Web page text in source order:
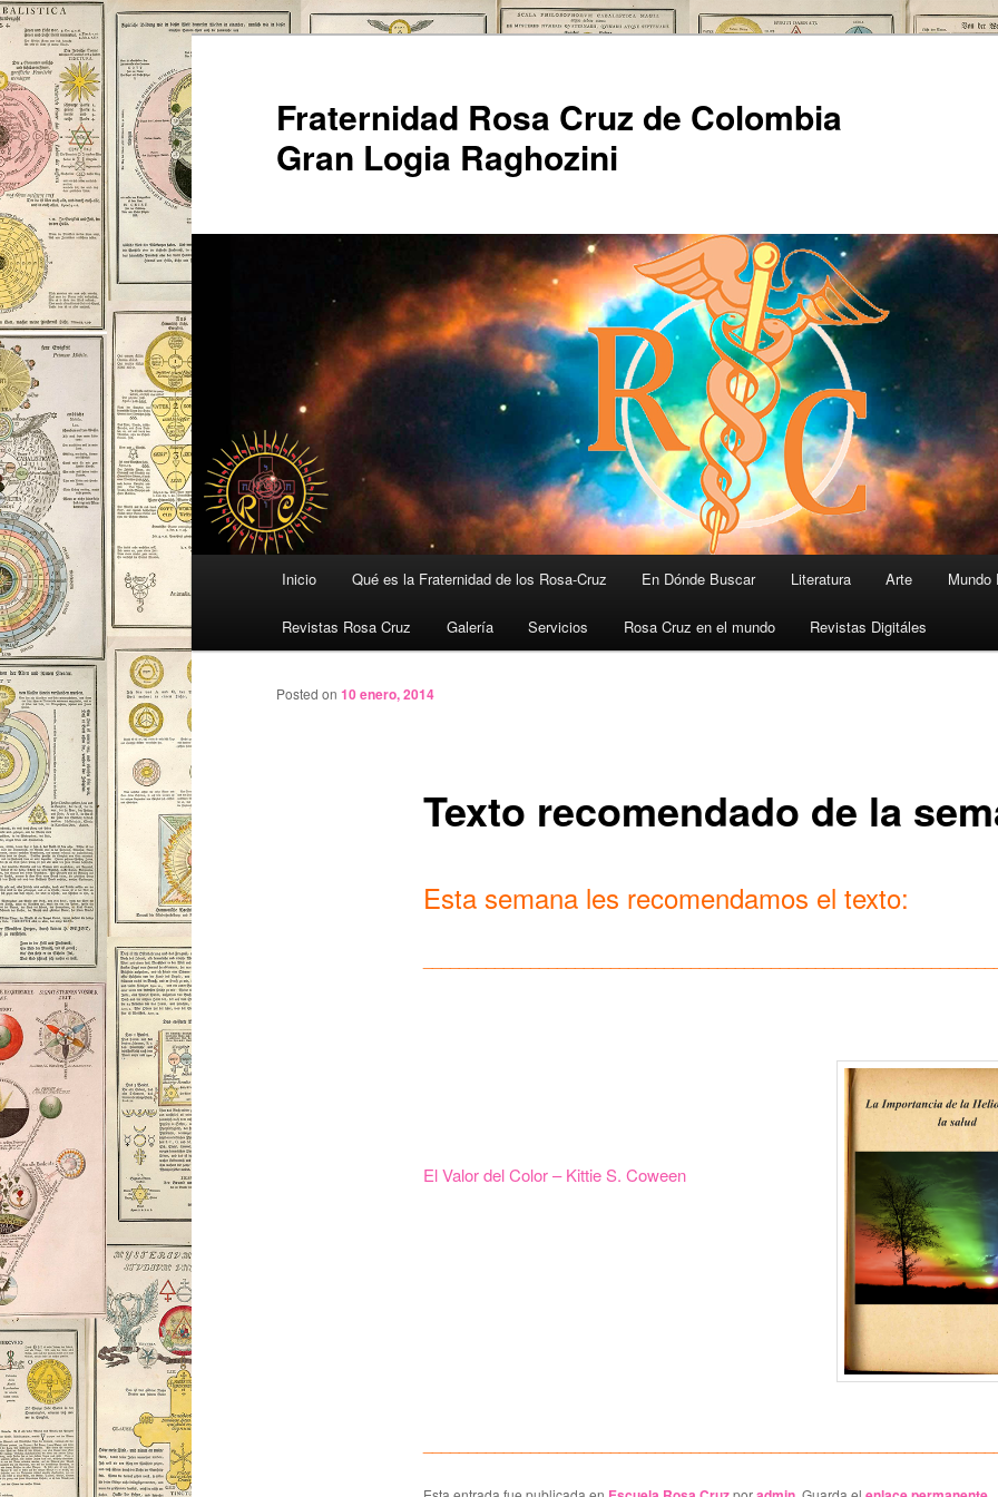
Ir
al
contenido
principal
Fraternidad Rosa Cruz de Colombia
Gran Logia Raghozini
Inicio Qué es la Fraternidad de los Rosa-Cruz En Dónde Buscar Literatura Arte Mundo
Revistas Rosa Cruz Galería Servicios Rosa Cruz en el mundo Revistas Digitáles
Texto recomendado de la
Posted on 10 enero, 2014
Esta semana les recomendamos el texto:
El Valor del Color – Kittie S. Coween